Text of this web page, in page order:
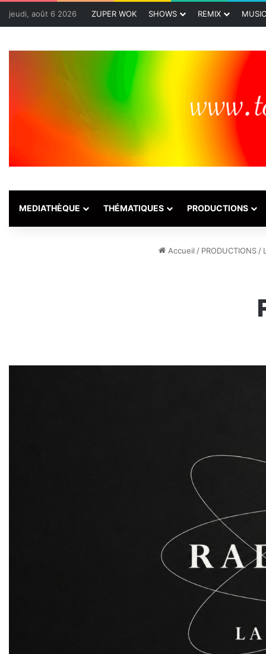
jeudi, août 6 2026 ZUPER WOK SHOWS REMIX MUSIC
MEDIATHÈQUE THÉMATIQUES PRODUCTIONS
Accueil / PRODUCTIONS /